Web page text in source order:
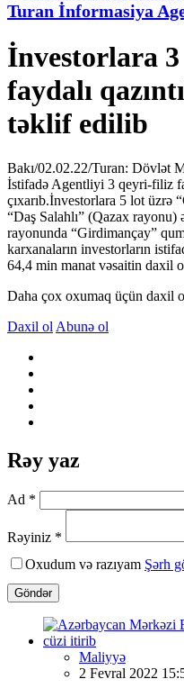
Turan İnformasiya
İnvestorlara
faydalı
təklif edilib
Bakı/02.02.22/Turan: Dövlət
İstifadə Agentliyi 3 qeyri-filiz
çıxarıb.İnvestorlara 5 lot üzrə
“Daş Salahlı” (Qazax rayonu)
rayonunda “Girdimançay”
karxanaların investorların
64,4 min manat vəsaitin daxil
Daha çox oxumaq üçün daxil
Daxil ol Abunə ol
Rəy yaz
Ad *
Rəyiniz *
Oxudum və razıyam Şərh
Göndər
Maliyyə
2 Fevral 2022